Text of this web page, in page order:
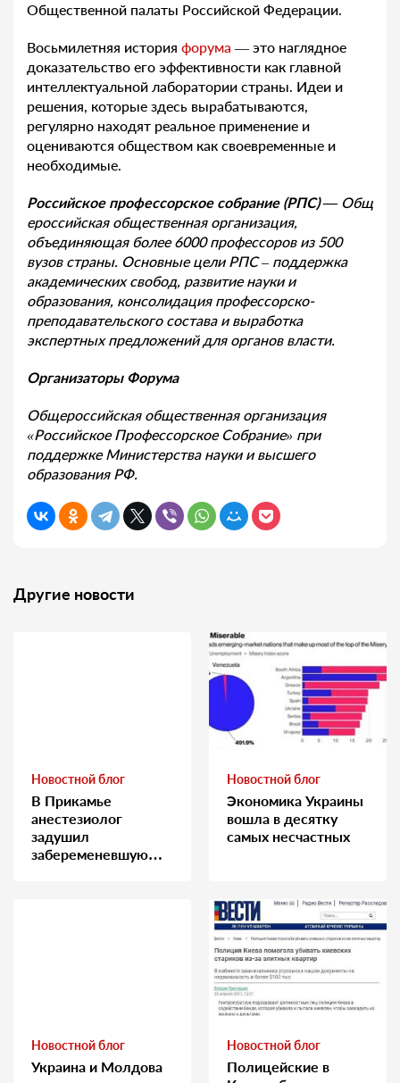
Общественной палаты Российской Федерации.
Восьмилетняя история форума — это наглядное
доказательство его эффективности как главной
интеллектуальной лаборатории страны. Идеи и
решения, которые здесь вырабатываются,
регулярно находят реальное применение и
оцениваются обществом как своевременные и
необходимые.
Российскоепрофессорскоесобрание(РПС)— Общ
ероссийская общественная организация,
объединяющая более 6000 профессоров из 500
вузов страны. Основные цели РПС – поддержка
академических свобод, развитие науки и
образования, консолидация профессорско-
преподавательского состава и выработка
экспертных предложений для органов власти.
Организаторы Форума
​​Общероссийская общественная организация
«Российское Профессорское Собрание» при
поддержке Министерства науки и высшего
образования РФ.
Другие новости
Новостной блог
В Прикамье
анестезиолог
задушил
забеременевшую
Новостной блог
Экономика Украины
вошла в десятку
самых несчастных
Новостной блог
Украина и Молдова
Новостной блог
Полицейские в